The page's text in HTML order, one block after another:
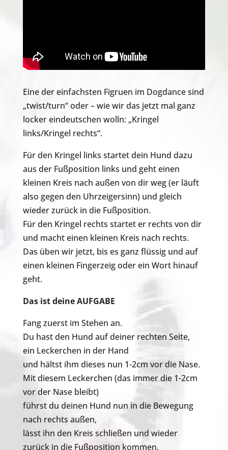
Eine der einfachsten Figruen im Dogdance sind
„twist/turn“ oder – wie wir das jetzt mal ganz
locker eindeutschen wolln: „Kringel
links/Kringel rechts“.
Für den Kringel links startet dein Hund dazu
aus der Fußposition links und geht einen
kleinen Kreis nach außen von dir weg (er läuft
also gegen den Uhrzeigersinn) und gleich
wieder zurück in die Fußposition.
Für den Kringel rechts startet er rechts von dir
und macht einen kleinen Kreis nach rechts.
Das üben wir jetzt, bis es ganz flüssig und auf
einen kleinen Fingerzeig oder ein Wort hinauf
geht.
Das ist deine AUFGABE
Fang zuerst im Stehen an.
Du hast den Hund auf deiner rechten Seite,
ein Leckerchen in der Hand
und hältst ihm dieses nun 1-2cm vor die Nase.
Mit diesem Leckerchen (das immer die 1-2cm
vor der Nase bleibt)
führst du deinen Hund nun in die Bewegung
nach rechts außen,
lässt ihn den Kreis schließen und wieder
zurück in die Fußposition kommen.